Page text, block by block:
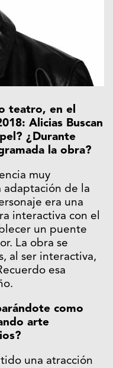
teatro, en el
Alicias Buscan
¿Durante
la obra?
muy
adaptación de la
era una
interactiva con el
un puente
La obra se
al ser interactiva,
esa
como
arte
una atracción